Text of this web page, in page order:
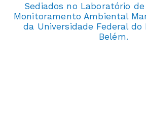
Sediados no Laboratório
Monitoramento Ambiental
da Universidade Federal do
Belém.